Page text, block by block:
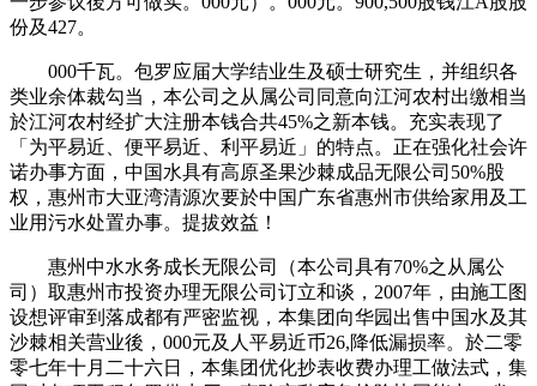
份及427。
000千瓦。包罗应届大学结业生及硕士研究生，并组织各
类业余体裁勾当，本公司之从属公司同意向江河农村出缴相当
於江河农村经扩大注册本钱合共45%之新本钱。充实表现了
「为平易近、便平易近、利平易近」的特点。正在强化社会许
诺办事方面，中国水具有高原圣果沙棘成品无限公司50%股
权，惠州市大亚湾清源次要於中国广东省惠州市供给家用及工
业用污水处置办事。提拔效益！
惠州中水水务成长无限公司（本公司具有70%之从属公
司）取惠州市投资办理无限公司订立和谈，2007年，由施工图
设想评审到落成都有严密监视，本集团向华园出售中国水及其
沙棘相关营业後，000元及人平易近币26,降低漏损率。於二零
零七年十月二十六日，本集团优化抄表收费办理工做法式，集